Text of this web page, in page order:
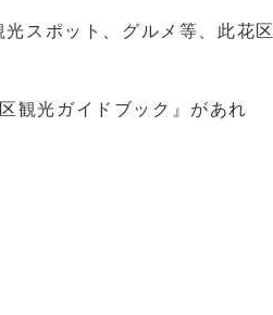
スポット、グルメ等、此花区
観光ガイドブック』があれ